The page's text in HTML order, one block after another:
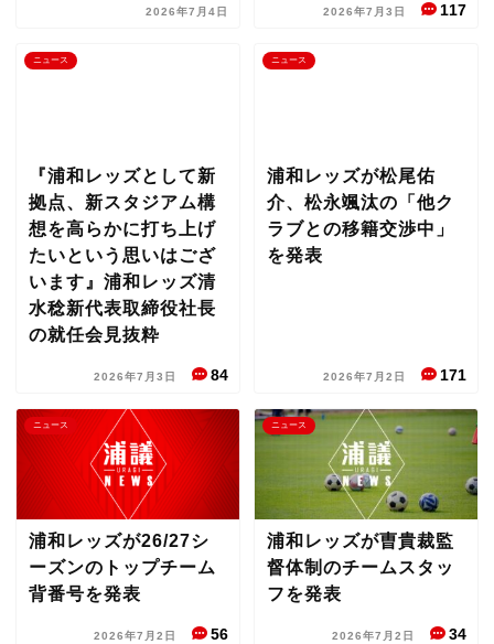
2026年7月4日 2026年7月3日 117
ニュース
『浦和レッズとして新
拠点、新スタジアム構
想を高らかに打ち上げ
たいという思いはござ
います』浦和レッズ清
水稔新代表取締役社長
の就任会見抜粋
2026年7月3日 84
ニュース
浦和レッズが松尾佑
介、松永颯汰の「他ク
ラブとの移籍交渉中」
を発表
2026年7月2日 171
ニュース
浦和レッズが26/27シ
ーズンのトップチーム
背番号を発表
2026年7月2日 56
ニュース
浦和レッズが曺貴裁監
督体制のチームスタッ
フを発表
2026年7月2日 34